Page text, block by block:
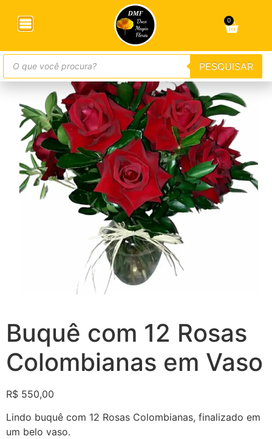
/ Buquê com 12 Rosas Colombianas em
Vaso
Buquê com 12 Rosas
Colombianas em Vaso
R$ 550,00
Lindo buquê com 12 Rosas Colombianas, finalizado em
um belo vaso.
0
PESQUISAR